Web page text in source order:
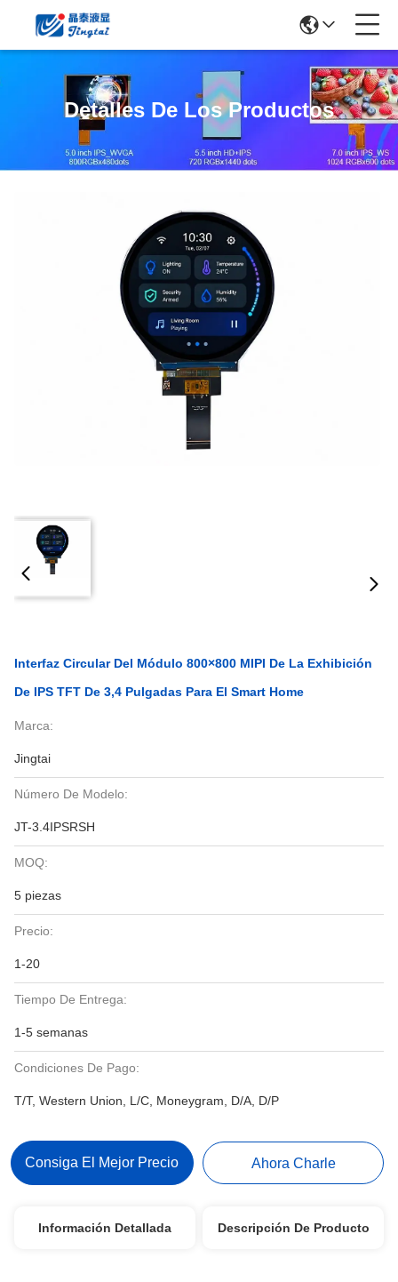
Detalles De Los Productos
Interfaz Circular Del Módulo 800×800 MIPI De La Exhibición
De IPS TFT De 3,4 Pulgadas Para El Smart Home
Marca:
Jingtai
Número De Modelo:
JT-3.4IPSRSH
MOQ:
5 piezas
Precio:
1-20
Tiempo De Entrega:
1-5 semanas
Condiciones De Pago:
T/T, Western Union, L/C, Moneygram, D/A, D/P
Consiga El Mejor Precio Ahora Charle
Información Detallada Descripción De Producto